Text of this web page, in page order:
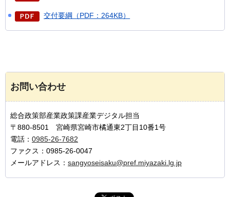
交付要綱（PDF：264KB）
お問い合わせ
総合政策部産業政策課産業デジタル担当
〒880-8501 宮崎県宮崎市橘通東2丁目10番1号
電話： 0985-26-7682
ファクス：0985-26-0047
メールアドレス： sangyoseisaku@pref.miyazaki.lg.jp